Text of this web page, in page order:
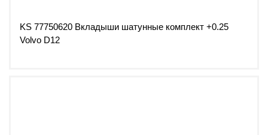
KS 77750620 Вкладыши шатунные комплект +0.25
Volvo D12